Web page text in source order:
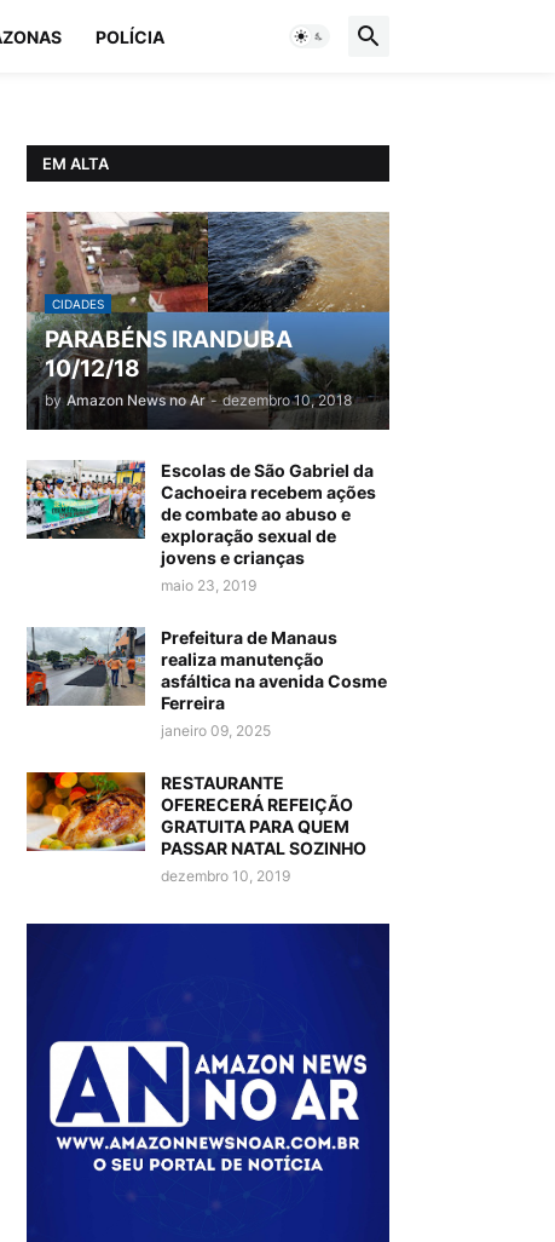
POLÍCIA
EM ALTA
CIDADES
PARABÉNS IRANDUBA
10/12/18
by Amazon News no Ar - dezembro 10, 2018
Escolas de São Gabriel da
Cachoeira recebem ações
de combate ao abuso e
exploração sexual de
jovens e crianças
maio 23, 2019
Prefeitura de Manaus
realiza manutenção
asfáltica na avenida Cosme
Ferreira
janeiro 09, 2025
RESTAURANTE
OFERECERÁ REFEIÇÃO
GRATUITA PARA QUEM
PASSAR NATAL SOZINHO
dezembro 10, 2019